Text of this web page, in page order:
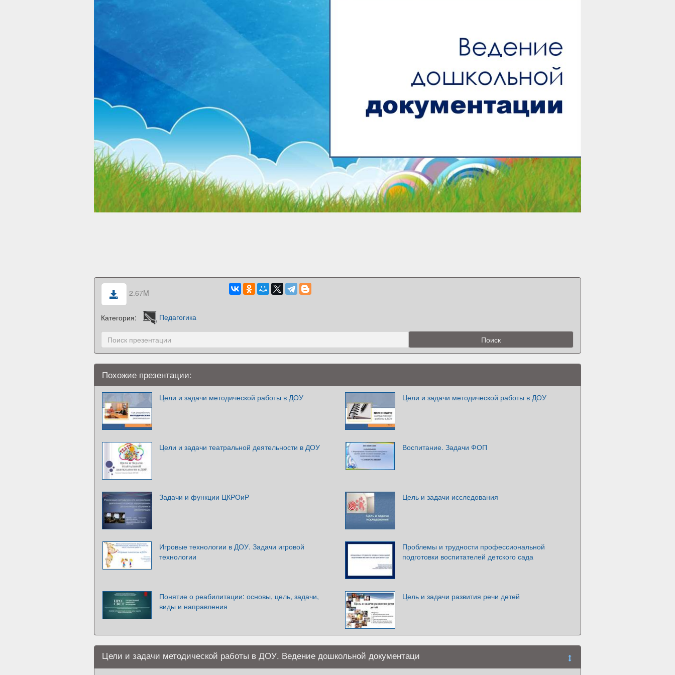
2.67M
Категория: Педагогика
Похожие презентации:
Цели и задачи методической работы в ДОУ Цели и задачи методической работы в ДОУ
Цели и задачи театральной деятельности в ДОУ Воспитание. Задачи ФОП
Задачи и функции ЦКРОиР Цель и задачи исследования
Игровые технологии в ДОУ. Задачи игровой
технологии
Проблемы и трудности профессиональной
подготовки воспитателей детского сада
Понятие о реабилитации: основы, цель, задачи,
виды и направления
Цель и задачи развития речи детей
Цели и задачи методической работы в ДОУ. Ведение дошкольной документаци